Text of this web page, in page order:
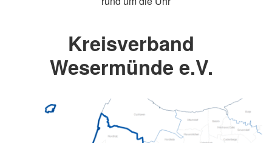
Kreisverband
Wesermünde e.V.